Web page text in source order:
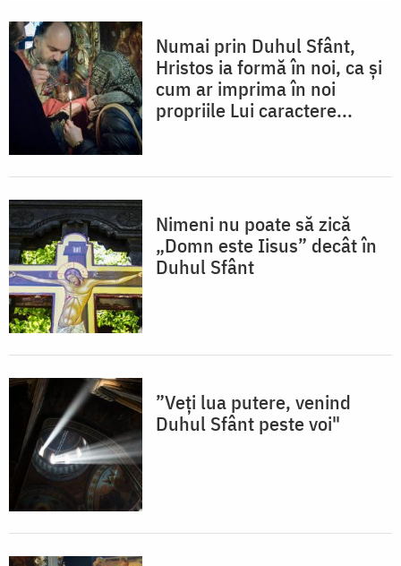
Numai prin Duhul Sfânt,
Hristos ia formă în noi, ca şi
cum ar imprima în noi
propriile Lui caractere...
Nimeni nu poate să zică
„Domn este Iisus” decât în
Duhul Sfânt
”Veţi lua putere, venind
Duhul Sfânt peste voi"